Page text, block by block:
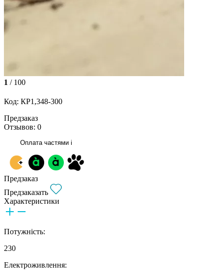
1 / 100
Код: КР1,348-300
Предзаказ
Отзывов: 0
Оплата частями i
Предзаказ
Предзаказать
Характеристики
Потужність:
230
Електроживлення: